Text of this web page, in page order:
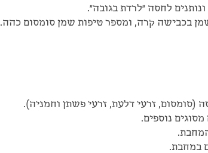
לחסה "לרדת בגובה".
בכבישה קרה, ומספר טיפות שמן סומסום כהה.
(סומסום, זרעי דלעת, זרעי פשתן וחמניה).
נוספים.
במחבת.